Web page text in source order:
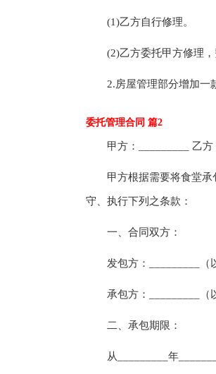
(1)乙方自行修理。
(2)乙方委托甲方修理，
2.房屋管理部分增加一款
委托管理合同 篇2
甲方：_________ 乙方
甲方根据需要将食堂承包
守、执行下列之条款：
一、合同双方：
发包方：_________（以
承包方：_________（以
二、承包期限：
从_________年